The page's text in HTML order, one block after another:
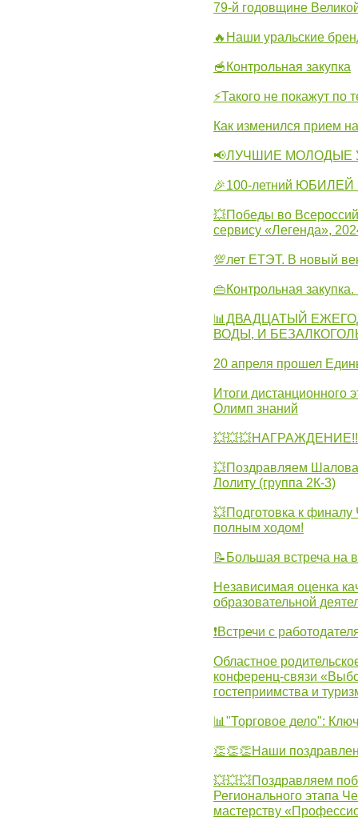
79-й годовщине
🔥Наши уральские
🥣Контрольная закупка
⚡Такого не покажут по
Как изменился прием
📢ЛУЧШИЕ МОЛОДЫЕ
🎉100-летний ЮБИЛЕЙ
💥Победы во
сервису «Легенда»,
💯лет ЕТЭТ. В новый
👜Контрольная
📊ДВАДЦАТЫЙ
ВОДЫ, И
20 апреля прошел
Итоги дистанционного
Олимп знаний
💥Поздравляем
Лолиту (группа 2К-3)
💥Подготовка к
полным ходом!
📝Большая встреча на
Независимая оценка
образовательной
❗Встречи с
Областное
конференц-связи
гостеприимства и
📊"Торговое дело":
👏👏👏Наши
💥💥💥Поздравляем
Регионального этапа
мастерству